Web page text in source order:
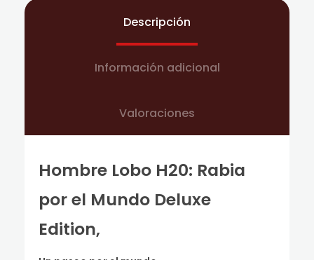
Descripción
Información adicional
Valoraciones
Hombre Lobo H20: Rabia
por el Mundo Deluxe
Edition,